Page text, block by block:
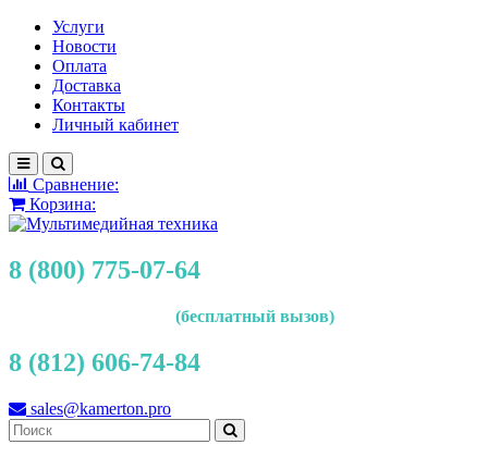
Услуги
Новости
Оплата
Доставка
Контакты
Личный кабинет
Сравнение:
Корзина:
8 (800) 775-07-64
(бесплатный вызов)
8 (812) 606-74-84
sales@kamerton.pro